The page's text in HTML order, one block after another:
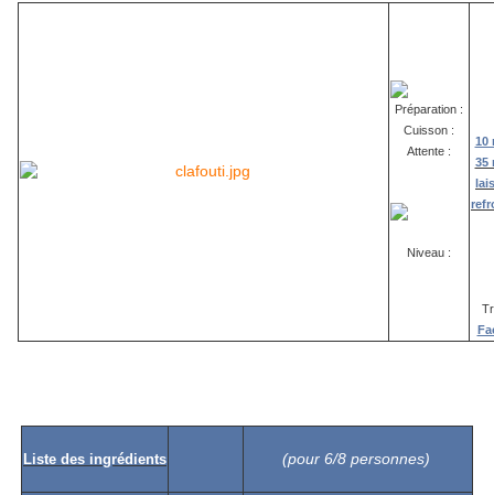
Préparation :
Cuisson :
Attente :
Niveau :
10
35
Liste des ingrédients (pour 6/8 personnes)